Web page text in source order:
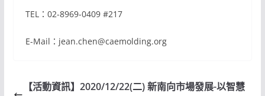
TEL：02-8969-0409 #217
E-Mail：jean.chen@caemolding.org
【活動資訊】2020/12/22(二) 新南向市場發展-以智慧